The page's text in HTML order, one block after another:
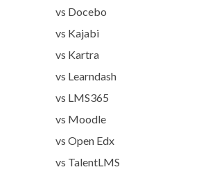
vs Docebo
vs Kajabi
vs Kartra
vs Learndash
vs LMS365
vs Moodle
vs Open Edx
vs TalentLMS